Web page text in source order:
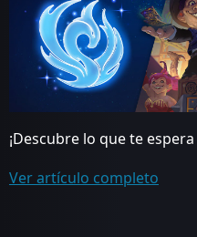
¡Descubre lo que te
Ver artículo completo